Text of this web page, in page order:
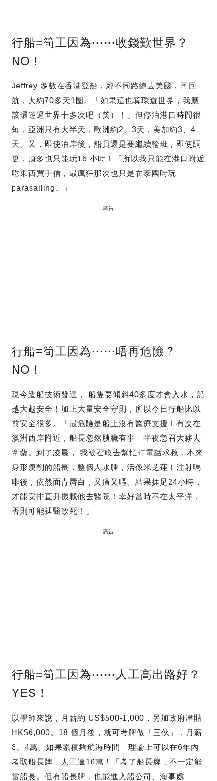
行船=筍工因為⋯⋯收錢歎世界？
NO！
Jeffrey 多數在香港登船，經不同路線去美國，再回
航，大約70多天1圈。「如果這也算環遊世界，我應
該環遊過世界十多次吧（笑）！」但停泊港口時間很
短，亞洲只有大半天，歐洲約2、3天，美加約3、4
天。又，即使泊岸後，船員還是要繼續輪班，即使調
更，頂多也只能玩16 小時！「所以我只能在港口附近
吃東西買手信，最瘋狂那次也只是在泰國時玩
parasailing。」
廣告
行船=筍工因為⋯⋯唔再危險？
NO！
現今造船技術發達， 船隻要傾斜40多度才會入水，船
越大越安全！加上大量安全守則，所以今日行船比以
前安全很多。「最危險是船上沒有醫療支援！有次在
澳洲西岸附近，船長忽然胰臟有事，半夜急召大夥去
拿藥。到了凌晨， 我被召喚去幫忙打電話求救，本來
身形瘦削的船長，整個人水腫，活像米芝蓮！注射嗎
啡後，依然面青唇白，又痛又嘔。結果捱足24小時，
才能安排直升機載他去醫院！幸好當時不在太平洋，
否則可能延醫致死！」
廣告
行船=筍工因為⋯⋯人工高出路好？
YES！
以學師來說，月薪約 US$500-1,000，另加政府津貼
HK$6,000。18 個月後，就可考牌做「三伙」，月薪
3、4萬。如果累積夠航海時間，理論上可以在6年內
考取船長牌，人工達10萬！「考了船長牌，不一定能
當船長。但有船長牌，也能進入船公司、海事處